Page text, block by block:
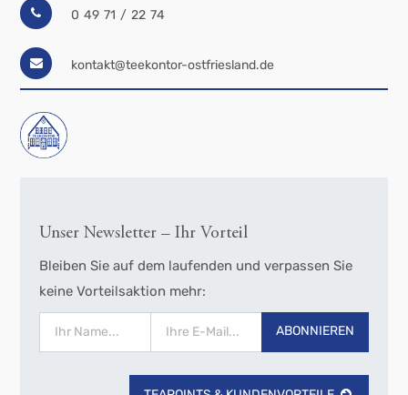
0 49 71 / 22 74
kontakt@teekontor-ostfriesland.de
Unser Newsletter – Ihr Vorteil
Bleiben Sie auf dem laufenden und verpassen Sie
keine Vorteilsaktion mehr:
ABONNIEREN